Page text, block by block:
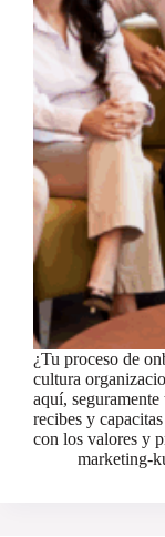
¿Tu proceso de
cultura
aquí,
recibes y
con los valores y
marketing-